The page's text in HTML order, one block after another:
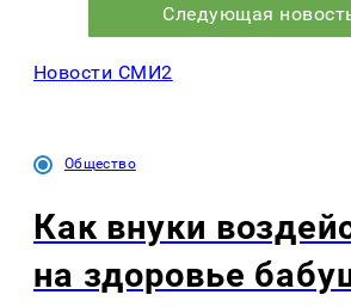
Следующая
Новости СМИ2
Общество
Как внуки
на здоровье